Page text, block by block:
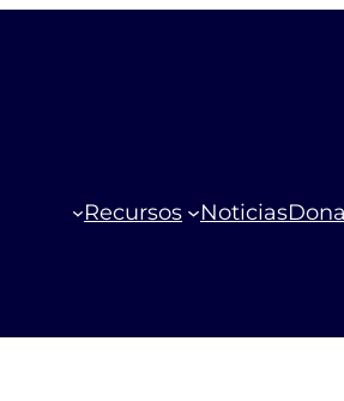
Recursos Noticias